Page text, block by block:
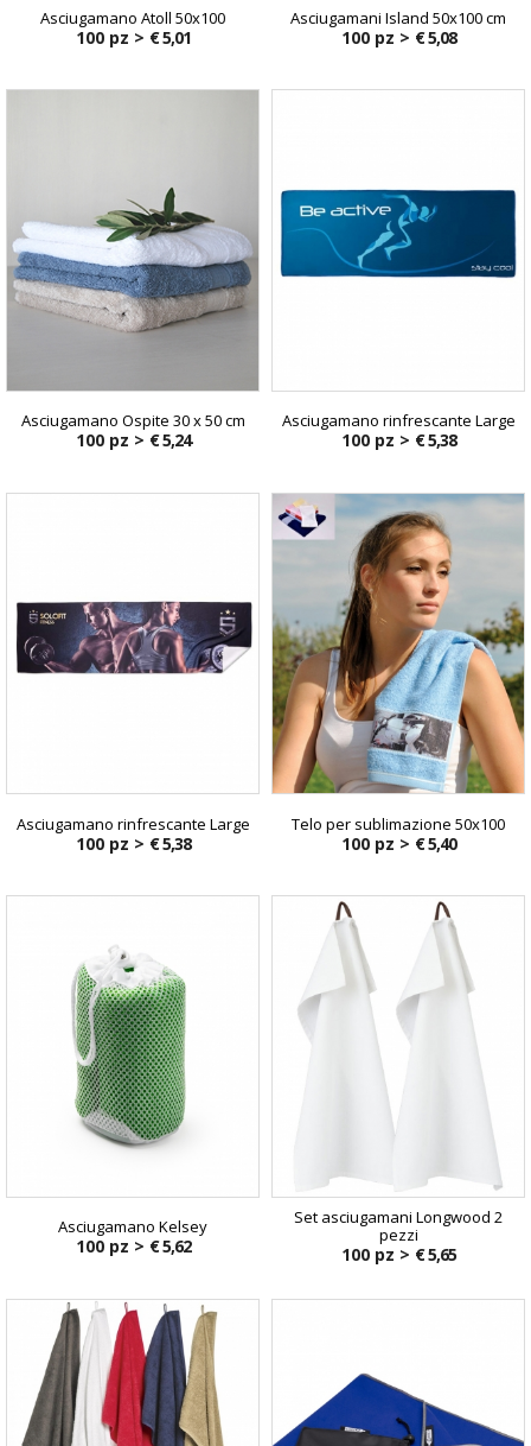
Asciugamano Atoll 50x100
100 pz > € 5,01
Asciugamani Island 50x100 cm
100 pz > € 5,08
Asciugamano Ospite 30 x 50 cm
100 pz > € 5,24
Asciugamano rinfrescante Large
100 pz > € 5,38
Asciugamano rinfrescante Large
100 pz > € 5,38
Telo per sublimazione 50x100
100 pz > € 5,40
Asciugamano Kelsey
100 pz > € 5,62
Set asciugamani Longwood 2
pezzi
100 pz > € 5,65